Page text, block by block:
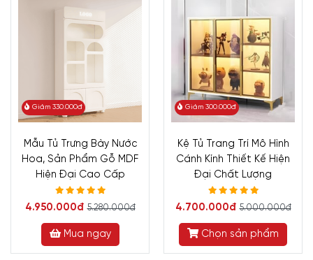
Giảm 330.000đ
Mẫu Tủ Trưng Bày Nước
Hoa, Sản Phẩm Gỗ MDF
Hiện Đại Cao Cấp
4.950.000đ 5.280.000đ
Mua ngay
Giảm 300.000đ
Kệ Tủ Trang Trí Mô Hình
Cánh Kính Thiết Kế Hiện
Đại Chất Lượng
4.700.000đ 5.000.000đ
Chọn sản phẩm